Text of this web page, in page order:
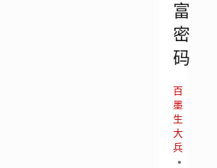
富
密
码
百
墨
生
大
兵
•